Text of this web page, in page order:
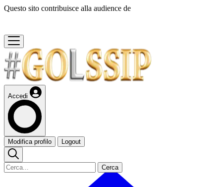
Questo sito contribuisce alla audience de
Accedi
Modifica profilo Logout
Cerca